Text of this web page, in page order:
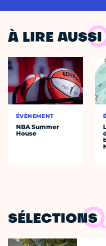
À LIRE AUSSI
ÉVÈNEMENT
NBA Summer
House
SÉLECTIONS